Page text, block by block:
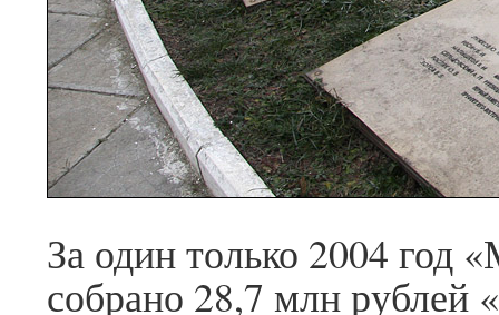
За один только 2004 год
собрано 28,7 млн рублей